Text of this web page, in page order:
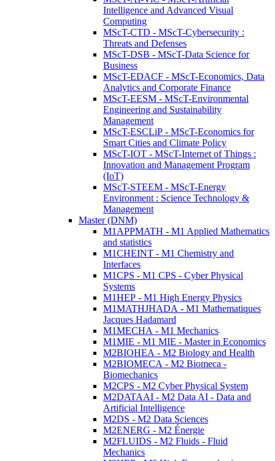
Intelligence and Advanced Visual
Computing
MScT-CTD - MScT-Cybersecurity :
Threats and Defenses
MScT-DSB - MScT-Data Science for
Business
MScT-EDACF - MScT-Economics, Data
Analytics and Corporate Finance
MScT-EESM - MScT-Environmental
Engineering and Sustainability
Management
MScT-ESCLiP - MScT-Economics for
Smart Cities and Climate Policy
MScT-IOT - MScT-Internet of Things :
Innovation and Management Program
(IoT)
MScT-STEEM - MScT-Energy
Environment : Science Technology &
Management
Master (DNM)
M1APPMATH - M1 Applied Mathematics
and statistics
M1CHEINT - M1 Chemistry and
Interfaces
M1CPS - M1 CPS - Cyber Physical
Systems
M1HEP - M1 High Energy Physics
M1MATHJHADA - M1 Mathematiques
Jacques Hadamard
M1MECHA - M1 Mechanics
M1MIE - M1 MIE - Master in Economics
M2BIOHEA - M2 Biology and Health
M2BIOMECA - M2 Biomeca -
Biomechanics
M2CPS - M2 Cyber Physical System
M2DATAAI - M2 Data AI - Data and
Artificial Intelligence
M2DS - M2 Data Sciences
M2ENERG - M2 Énergie
M2FLUIDS - M2 Fluids - Fluid
Mechanics